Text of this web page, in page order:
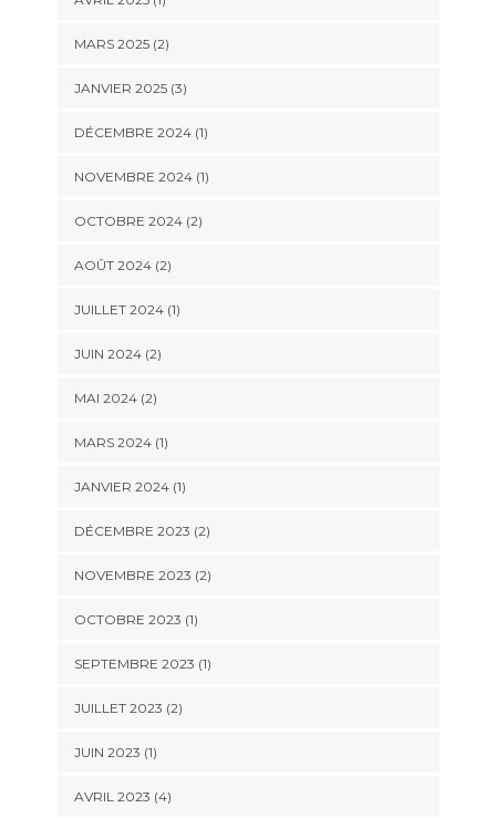
MARS 2025(2)
JANVIER 2025(3)
DÉCEMBRE 2024(1)
NOVEMBRE 2024(1)
OCTOBRE 2024(2)
AOÛT 2024(2)
JUILLET 2024(1)
JUIN 2024(2)
MAI 2024(2)
MARS 2024(1)
JANVIER 2024(1)
DÉCEMBRE 2023 (2)
NOVEMBRE 2023 (2)
OCTOBRE 2023 (1)
SEPTEMBRE 2023 (1)
JUILLET 2023 (2)
JUIN 2023 (1)
AVRIL 2023 (4)